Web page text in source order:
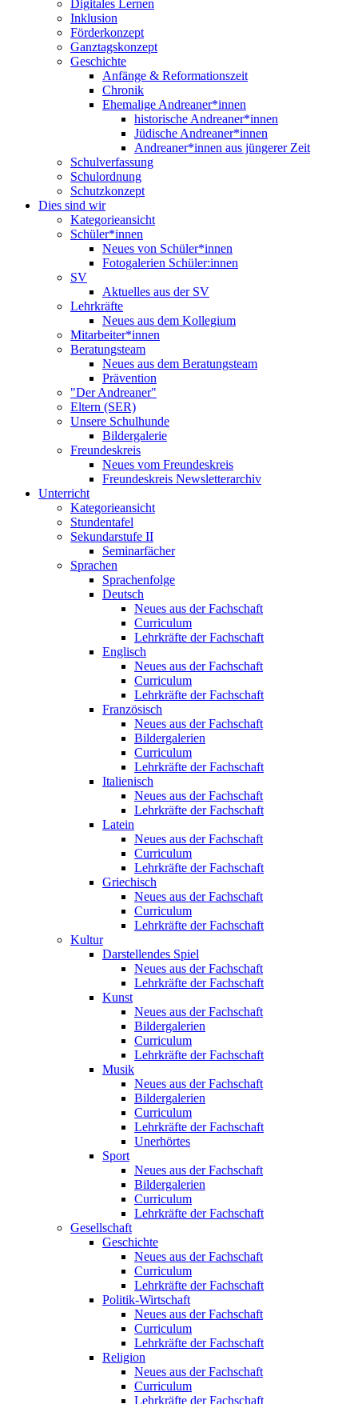
Digitales Lernen
Inklusion
Förderkonzept
Ganztagskonzept
Geschichte
Anfänge & Reformationszeit
Chronik
Ehemalige Andreaner*innen
historische Andreaner*innen
Jüdische Andreaner*innen
Andreaner*innen aus jüngerer Zeit
Schulverfassung
Schulordnung
Schutzkonzept
Dies sind wir
Kategorieansicht
Schüler*innen
Neues von Schüler*innen
Fotogalerien Schüler:innen
SV
Aktuelles aus der SV
Lehrkräfte
Neues aus dem Kollegium
Mitarbeiter*innen
Beratungsteam
Neues aus dem Beratungsteam
Prävention
"Der Andreaner"
Eltern (SER)
Unsere Schulhunde
Bildergalerie
Freundeskreis
Neues vom Freundeskreis
Freundeskreis Newsletterarchiv
Unterricht
Kategorieansicht
Stundentafel
Sekundarstufe II
Seminarfächer
Sprachen
Sprachenfolge
Deutsch
Neues aus der Fachschaft
Curriculum
Lehrkräfte der Fachschaft
Englisch
Neues aus der Fachschaft
Curriculum
Lehrkräfte der Fachschaft
Französisch
Neues aus der Fachschaft
Bildergalerien
Curriculum
Lehrkräfte der Fachschaft
Italienisch
Neues aus der Fachschaft
Lehrkräfte der Fachschaft
Latein
Neues aus der Fachschaft
Curriculum
Lehrkräfte der Fachschaft
Griechisch
Neues aus der Fachschaft
Curriculum
Lehrkräfte der Fachschaft
Kultur
Darstellendes Spiel
Neues aus der Fachschaft
Lehrkräfte der Fachschaft
Kunst
Neues aus der Fachschaft
Bildergalerien
Curriculum
Lehrkräfte der Fachschaft
Musik
Neues aus der Fachschaft
Bildergalerien
Curriculum
Lehrkräfte der Fachschaft
Unerhörtes
Sport
Neues aus der Fachschaft
Bildergalerien
Curriculum
Lehrkräfte der Fachschaft
Gesellschaft
Geschichte
Neues aus der Fachschaft
Curriculum
Lehrkräfte der Fachschaft
Politik-Wirtschaft
Neues aus der Fachschaft
Curriculum
Lehrkräfte der Fachschaft
Religion
Neues aus der Fachschaft
Curriculum
Lehrkräfte der Fachschaft